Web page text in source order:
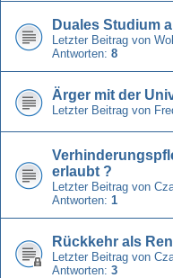
Duales Studium
Letzter Beitrag von
Antworten: 8
Ärger mit der
Letzter Beitrag von
erlaubt ?
Letzter Beitrag von
Antworten: 1
Rückkehr als
Letzter Beitrag von
Antworten: 3